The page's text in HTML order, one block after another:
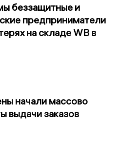
беззащитные и
предприниматели
на складе WB в
начали массово
выдачи заказов